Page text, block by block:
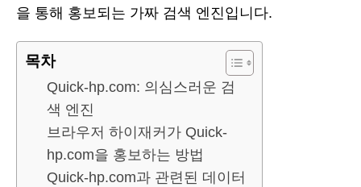
을 통해 홍보되는 가짜 검색 엔진입니다.
목차
Quick-hp.com: 의심스러운 검
색 엔진
브라우저 하이재커가 Quick-
hp.com을 홍보하는 방법
Quick-hp.com과 관련된 데이터